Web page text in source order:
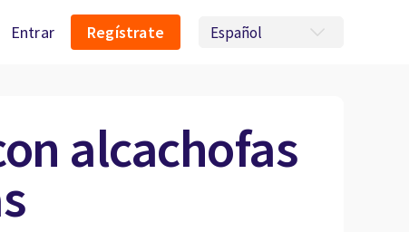
Entrar Regístrate
alcachofas